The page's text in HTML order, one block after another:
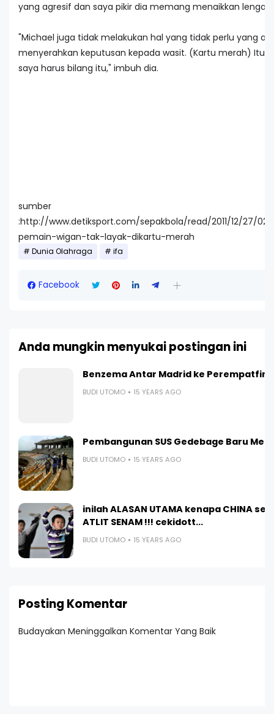
yang agresif dan saya pikir dia memang menaikkan
"Michael juga tidak melakukan hal yang tidak perlu yang
menyerahkan keputusan kepada wasit. (Kartu merah) Itu
saya harus bilang itu," imbuh dia.
sumber
:http://www.detiksport.com/sepakbola/read/2011/12/27/
pemain-wigan-tak-layak-dikartu-merah
Dunia Olahraga ifa
Facebook
Anda mungkin menyukai postingan ini
Benzema Antar Madrid ke
BUDI UTOMO 15 YEARS AGO
Pembangunan SUS Gedebage Baru
BUDI UTOMO 15 YEARS AGO
inilah ALASAN UTAMA kenapa CHINA
ATLIT SENAM !!! cekidott...
BUDI UTOMO 15 YEARS AGO
Posting Komentar
Budayakan Meninggalkan Komentar Yang Baik